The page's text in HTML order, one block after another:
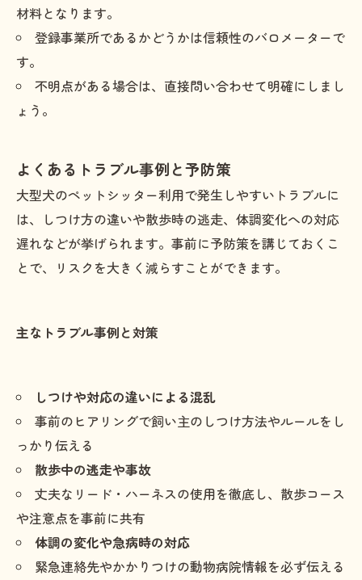
材料となります。
登録事業所であるかどうかは信頼性のバロメーターで
す。
不明点がある場合は、直接問い合わせて明確にしまし
ょう。
よくあるトラブル事例と予防策
大型犬のペットシッター利用で発生しやすいトラブルに
は、しつけ方の違いや散歩時の逃走、体調変化への対応
遅れなどが挙げられます。事前に予防策を講じておくこ
とで、リスクを大きく減らすことができます。
主なトラブル事例と対策
しつけや対応の違いによる混乱
事前のヒアリングで飼い主のしつけ方法やルールをし
っかり伝える
散歩中の逃走や事故
丈夫なリード・ハーネスの使用を徹底し、散歩コース
や注意点を事前に共有
体調の変化や急病時の対応
緊急連絡先やかかりつけの動物病院情報を必ず伝える